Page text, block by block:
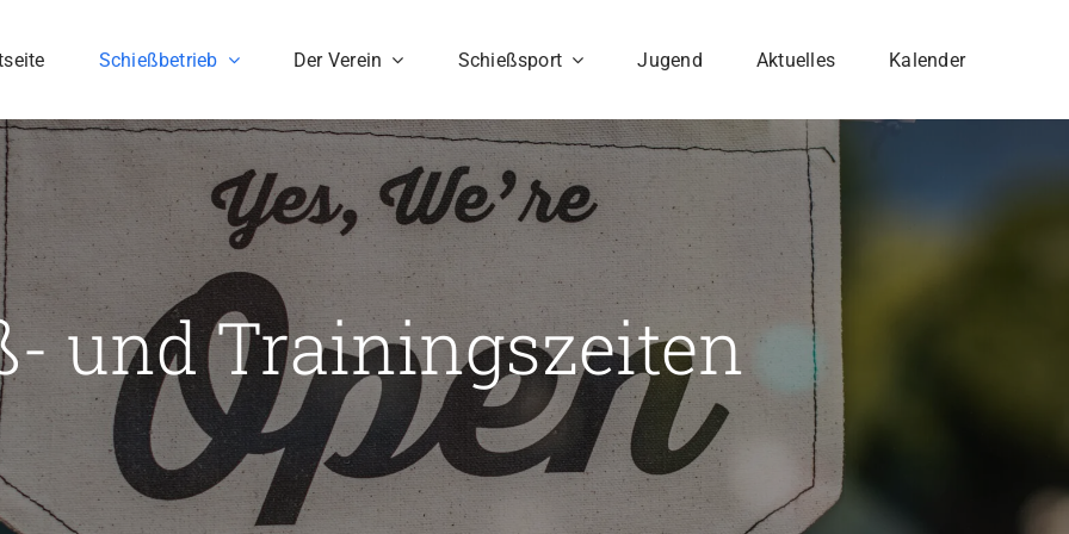
Schießbetrieb Der Verein Schießsport Jugend Aktuelles Kalender
und Trainingszeiten